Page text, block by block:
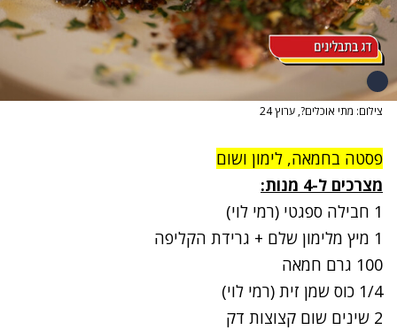
צילום: מתי אוכלים?, ערוץ 24
פסטה בחמאה, לימון ושום
מצרכים ל-4 מנות:
1 חבילה ספגטי (רמי לוי)
1 מיץ מלימון שלם + גרידת הקליפה
100 גרם חמאה
1/4 כוס שמן זית (רמי לוי)
2 שינים שום קצוצות דק